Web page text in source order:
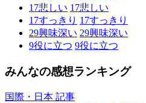
17悲しい 17悲しい
17すっきり 17すっきり
29興味深い 29興味深い
9役に立つ 9役に立つ
みんなの感想ランキング
国際・日本 記事